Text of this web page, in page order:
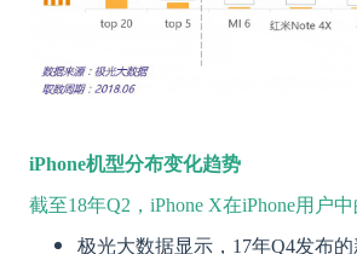
iPhone机型分布变化趋势
截至18年Q2，iPhone X在iPhone用户
极光大数据显示，17年Q4发布的